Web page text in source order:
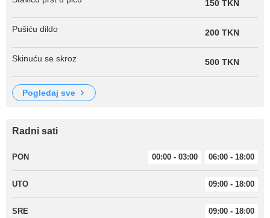
150 TKN
Pušiću dildo 200 TKN
Skinuću se skroz 500 TKN
pogledaj sve
Radni sati
PON 00:00 - 03:00 06:00 - 18:00
UTO 09:00 - 18:00
SRE 09:00 - 18:00